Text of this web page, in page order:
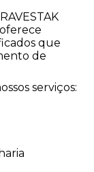
que
de
serviços: